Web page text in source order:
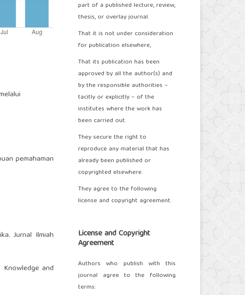
pemahaman
Jurnal Ilmiah
and
part of a published lecture, review,
thesis, or overlay journal.
That it is not under consideration
for publication elsewhere,
That its publication has been
approved by all the author(s) and
by the responsible authorities –
tacitly or explicitly – of the
institutes where the work has
been carried out.
They secure the right to
reproduce any material that has
already been published or
copyrighted elsewhere.
They agree to the following
license and copyright agreement.
License and Copyright
Agreement
Authors who publish with this
journal agree to the following
terms: